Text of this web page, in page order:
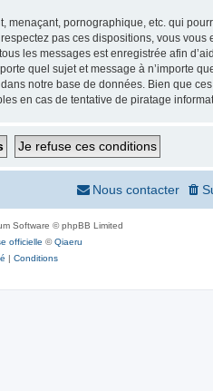
pornographique, etc. qui
pas ces dispositions, vous
les messages est enregistrée afin
quel sujet et message à n’importe
notre base de données. Bien que
en cas de tentative de piratage
Nous contacter
Software © phpBB Limited
officielle ©Qiaeru
| Conditions